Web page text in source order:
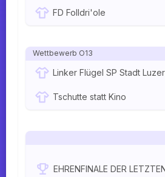
FD Folldri'ole
Wettbewerb O13
Linker Flügel SP Stadt
Tschutte statt Kino
EHRENFINALE DER